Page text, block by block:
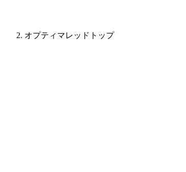
オプティマレッドトップ